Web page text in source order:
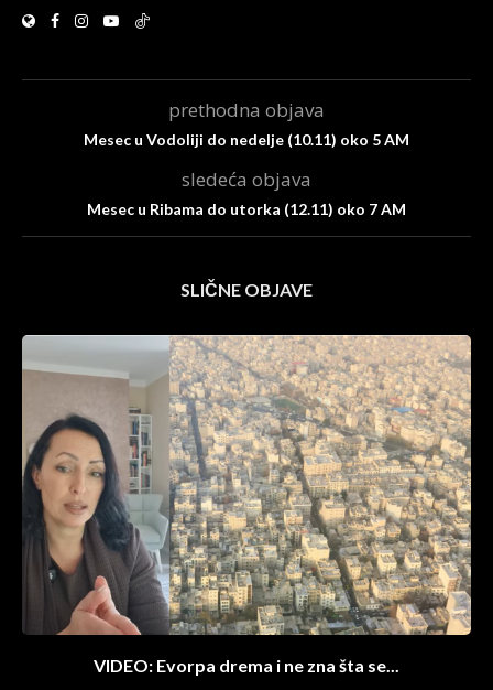
prethodna objava
Mesec u Vodoliji do nedelje (10.11) oko 5 AM
sledeća objava
Mesec u Ribama do utorka (12.11) oko 7 AM
SLIČNE OBJAVE
VIDEO: Evorpa drema i ne zna šta se...